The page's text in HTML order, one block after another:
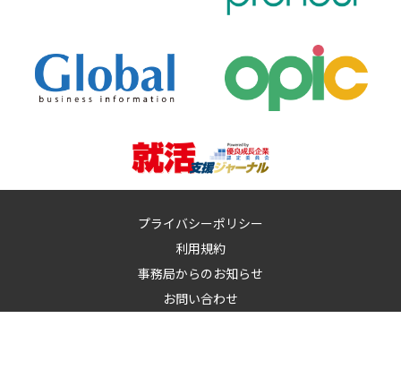
プライバシーポリシー
利用規約
事務局からのお知らせ
お問い合わせ